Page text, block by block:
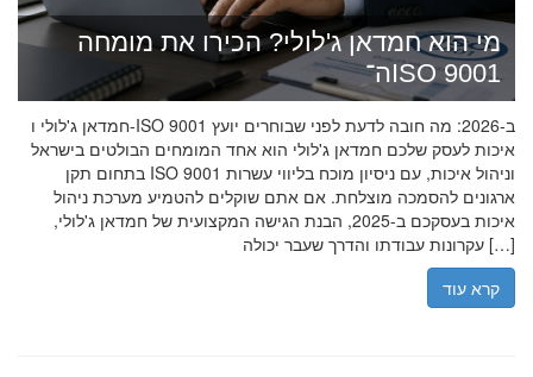
מי הוא חמדאן ג'לולי? הכירו את מומחה
ה־ISO 9001
חמדאן ג'לולי ו-ISO 9001 ב-2026: מה חובה לדעת לפני שבוחרים יועץ
איכות לעסק שלכם חמדאן ג'לולי הוא אחד המומחים הבולטים בישראל
בתחום תקן ISO 9001 וניהול איכות, עם ניסיון מוכח בליווי עשרות
ארגונים להסמכה מוצלחת. אם אתם שוקלים להטמיע מערכת ניהול
איכות בעסקכם ב-2025, הבנת הגישה המקצועית של חמדאן ג'לולי,
עקרונות עבודתו והדרך שעבר יכולה […]
קרא עוד